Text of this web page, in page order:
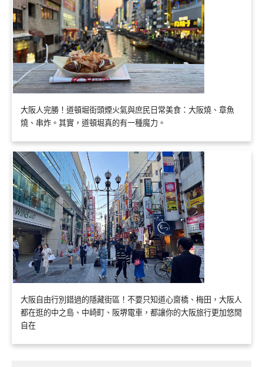
大阪人完勝！道頓堀街頭煙火氣與庶民日常美食：大阪燒、章魚
燒、串炸。其實，道頓堀真的有一種魔力。
大阪自由行別錯過的隱藏街區！不要只知道心齋橋、梅田，大阪人
都在逛的中之島、中崎町、阪堺電車，都讓你的大阪旅行更加悠閒
自在